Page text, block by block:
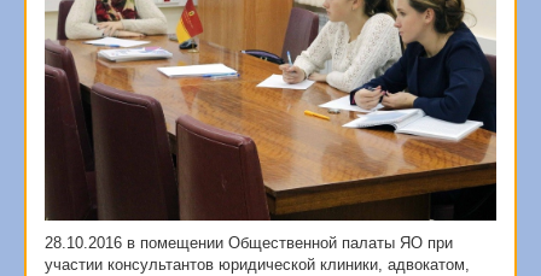
28.10.2016 в помещении Общественной палаты ЯО при
участии консультантов юридической клиники, адвокатом,